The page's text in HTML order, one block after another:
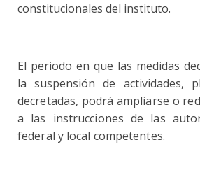
constitucionales del instituto.
El periodo en que las medidas
la suspensión de actividades,
decretadas, podrá ampliarse o
a las instrucciones de las
federal y local competentes.